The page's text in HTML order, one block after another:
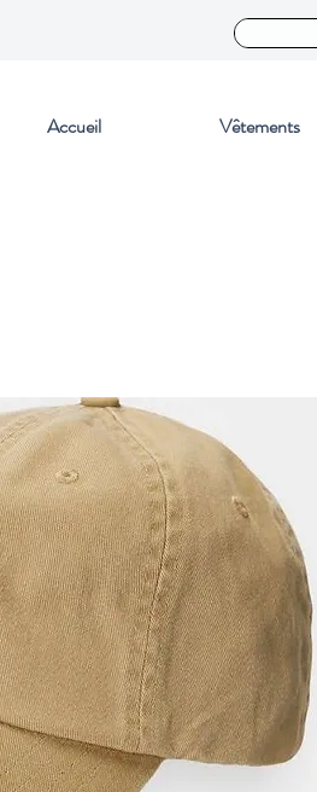
Accueil Vêtements